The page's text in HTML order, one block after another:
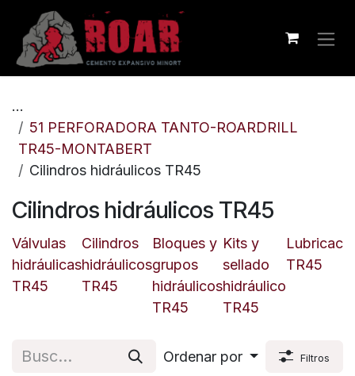
Ir al contenido
...
51 PERFORADORA TANTO-ROARDRILL
TR45-MONTABERT
Cilindros hidráulicos TR45
Cilindros hidráulicos TR45
Válvulas
hidráulicas
TR45
Cilindros
hidráulicos
TR45
Bloques y
grupos
hidráulicos
TR45
Kits y
sellado
hidráulico
TR45
TR45
Ordenar por Filtros